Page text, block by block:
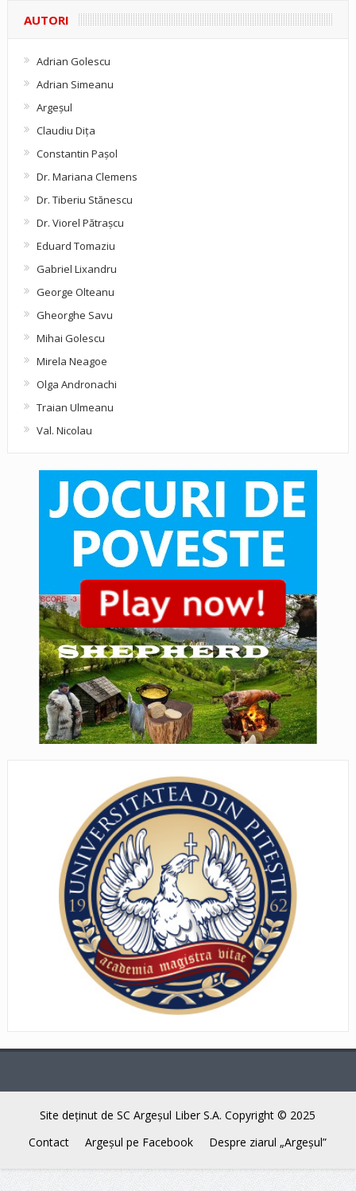
AUTORI
Adrian Golescu
Adrian Simeanu
Argeşul
Claudiu Diţa
Constantin Pașol
Dr. Mariana Clemens
Dr. Tiberiu Stănescu
Dr. Viorel Pătraşcu
Eduard Tomaziu
Gabriel Lixandru
George Olteanu
Gheorghe Savu
Mihai Golescu
Mirela Neagoe
Olga Andronachi
Traian Ulmeanu
Val. Nicolau
Site deţinut de SC Argeşul Liber S.A. Copyright © 2025
Contact
Argeşul pe Facebook Despre ziarul „Argeşul”